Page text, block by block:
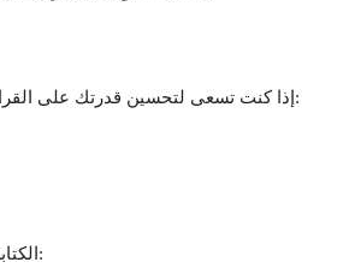
إذا كنت تسعى لتحسين قدرتك على القراءة والفهم، فإن كورس القراءة يقدم لك مجموعة من النصوص المختارة بعناية. يشتمل هذا الكورس على:
الكتابة تعد من المهارات الأساسية التي تحتاج إلى تطويرها سواء كنت طالبًا أو محترفًا. يركز هذا الكورس على: